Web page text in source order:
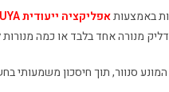
באמצעותאפליקציה ייעודית TUYA
מנורה אחד בלבד או כמה מנורות
המונע סנוור, תוך חיסכון משמעותי